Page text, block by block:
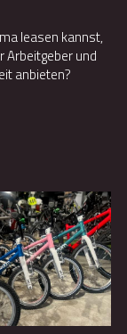
leasen kannst,
Arbeitgeber und
anbieten?